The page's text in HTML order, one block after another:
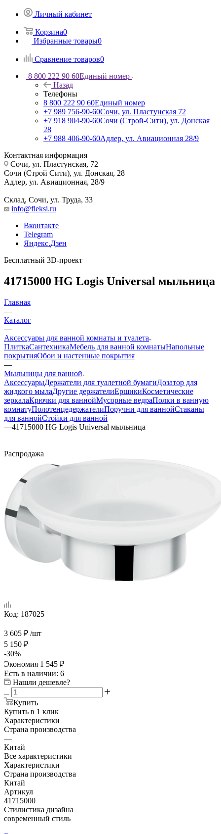
Личный кабинет
Корзина0
Избранные товары0
Сравнение товаров0
8 800 222 90 60Единый номер
Назад
Телефоны
8 800 222 90 60Единый номер
+7 989 756-90-60Сочи, ул. Пластунская 72
+7 918 904-90-60Сочи (Строй-Сити), ул. Донская
28
+7 988 406-90-60Адлер, ул. Авиационная 28/9
Контактная информация
Сочи, ул. Пластунская, 72
Сочи (Строй Сити), ул. Донская, 28
Адлер, ул. Авиационная, 28/9
Склад, Сочи, ул. Труда, 33
info@fleksi.ru
Вконтакте
Telegram
Яндекс.Дзен
Бесплатный 3D-проект
41715000 HG Logis Universal мыльница
Главная
—
Каталог
—
Аксессуары для ванной комнаты и туалета
ПлиткаСантехникаМебель для ванной комнатыНапольные
покрытияОбои и настенные покрытия
—
Мыльницы для ванной
АксессуарыДержатели для туалетной бумагиДозатор для
жидкого мылаДругие держателиЕршикиКосметические
зеркалаКрючки для ваннойМусорные ведраПолки в ванную
комнатуПолотенцедержателиПоручни для ваннойСтаканы
для ваннойСтойки для ванной
—41715000 HG Logis Universal мыльница
Распродажа
Код: 187025
3 605 ₽ /шт
5 150 ₽
-30%
Экономия 1 545 ₽
Есть в наличии: 6
Нашли дешевле?
Купить
Купить в 1 клик
Характеристики
Страна производства
—
Китай
Все характеристики
Характеристики
Страна производства
Китай
Артикул
41715000
Стилистика дизайна
современный стиль